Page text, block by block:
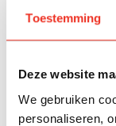
Toestemming
Deze website
We gebruiken
personaliseren,
Restaurant